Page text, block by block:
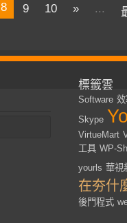
8 9 10 » ...
標籤雲
Software
Skype
VirtueMart
工具 WP-
yourls 華視
在夯什
後門程式